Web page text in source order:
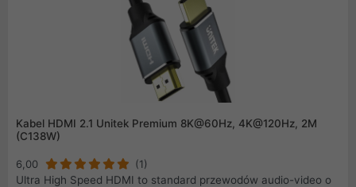
Kabel HDMI 2.1 Unitek Premium 8K@60Hz, 4K@120Hz, 2M
(C138W)
6,00
(1)
Ultra High Speed HDMI to standard przewodów audio-video o